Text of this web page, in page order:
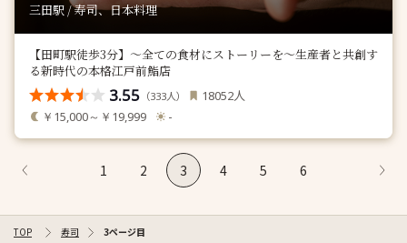
三田駅 / 寿司、日本料理
【田町駅徒歩3分】～全ての食材にストーリーを～生産者と共創す
る新時代の本格江戸前鮨店
3.55 （333人） 18052人
￥15,000～￥19,999 -
1 2 3 4 5 6
TOP 寿司 3ページ目